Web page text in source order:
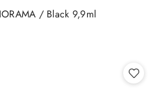
/ Black 9,9ml